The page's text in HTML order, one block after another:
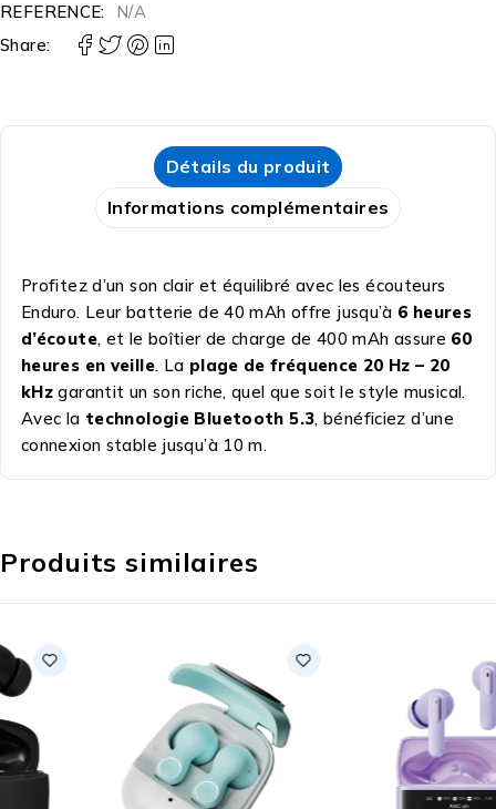
REFERENCE:
N/A
Share:
Détails du produit
Informations complémentaires
Profitez d’un son clair et équilibré avec les écouteurs
Enduro. Leur batterie de 40 mAh offre jusqu’à 6 heures
d’écoute, et le boîtier de charge de 400 mAh assure 60
heures en veille. La plage de fréquence 20 Hz – 20
kHz garantit un son riche, quel que soit le style musical.
Avec la technologie Bluetooth 5.3, bénéficiez d’une
connexion stable jusqu’à 10 m.
Produits similaires